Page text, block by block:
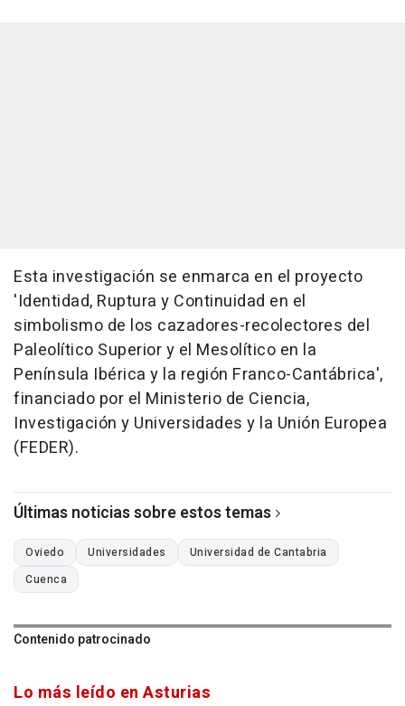
Esta investigación se enmarca en el proyecto
'Identidad, Ruptura y Continuidad en el
simbolismo de los cazadores-recolectores del
Paleolítico Superior y el Mesolítico en la
Península Ibérica y la región Franco-Cantábrica',
financiado por el Ministerio de Ciencia,
Investigación y Universidades y la Unión Europea
(FEDER).
Últimas noticias sobre estos temas
Oviedo Universidades
Universidad de Cantabria
Cuenca
Contenido patrocinado
Lo más leído en Asturias